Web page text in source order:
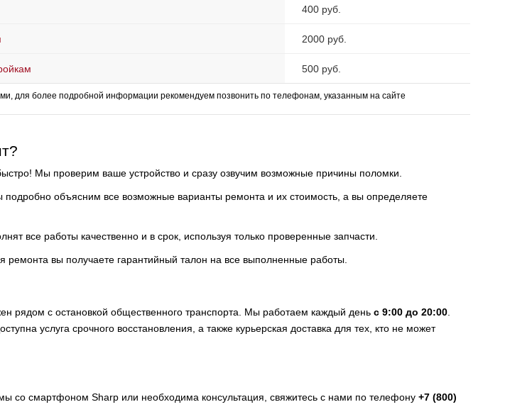
400 руб.
2000 руб.
500 руб.
для более подробной информации рекомендуем позвонить по телефонам, указанным на сайте
Мы проверим ваше устройство и сразу озвучим возможные причины поломки.
подробно объясним все возможные варианты ремонта и их стоимость, а вы определяете
все работы качественно и в срок, используя только проверенные запчасти.
ремонта вы получаете гарантийный талон на все выполненные работы.
рядом с остановкой общественного транспорта. Мы работаем каждый день с 9:00 до 20:00
услуга срочного восстановления, а также курьерская доставка для тех, кто не может
со смартфоном Sharp или необходима консультация, свяжитесь с нами по телефону +7 (800)